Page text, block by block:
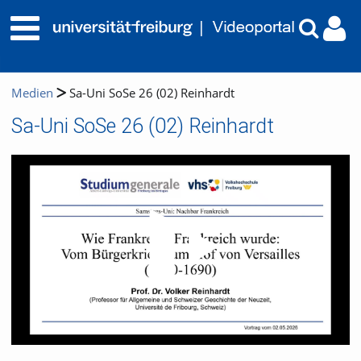
Medien Sa-Uni SoSe 26 (02) Reinhardt
Sa-Uni SoSe 26 (02) Reinhardt